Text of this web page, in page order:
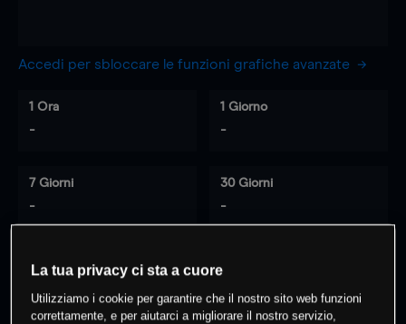
Accedi per sbloccare le funzioni grafiche avanzate
1 Ora
-
1 Giorno
-
7 Giorni
-
30 Giorni
-
% dei clienti hanno posizioni
questo prodotto
La tua privacy ci sta a cuore
Utilizziamo i cookie per garantire che il nostro sito web funzioni
correttamente, e per aiutarci a migliorare il nostro servizio,